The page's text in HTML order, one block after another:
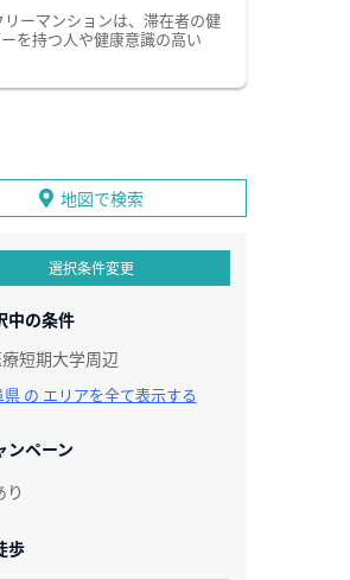
ーマンションは、滞在者の健
を持つ人や健康意識の高い
地図で検索
選択条件変更
中の条件
短期大学周辺
県 の エリアを全て表示する
ンペーン
り
歩